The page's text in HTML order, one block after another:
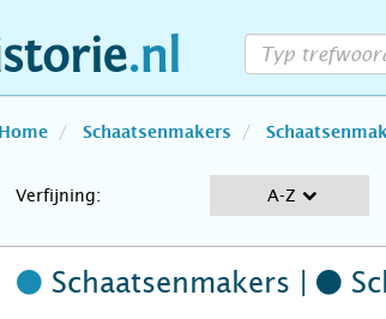
Home Schaatsenmakers
Verfijning: A-Z
Schaatsenmakers |